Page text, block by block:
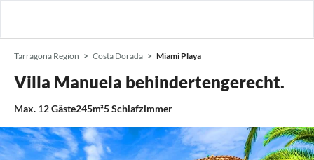
Tarragona Region Costa Dorada Miami Playa
Villa Manuela behindertengerecht.
Max. 12Gäste245m²5Schlafzimmer